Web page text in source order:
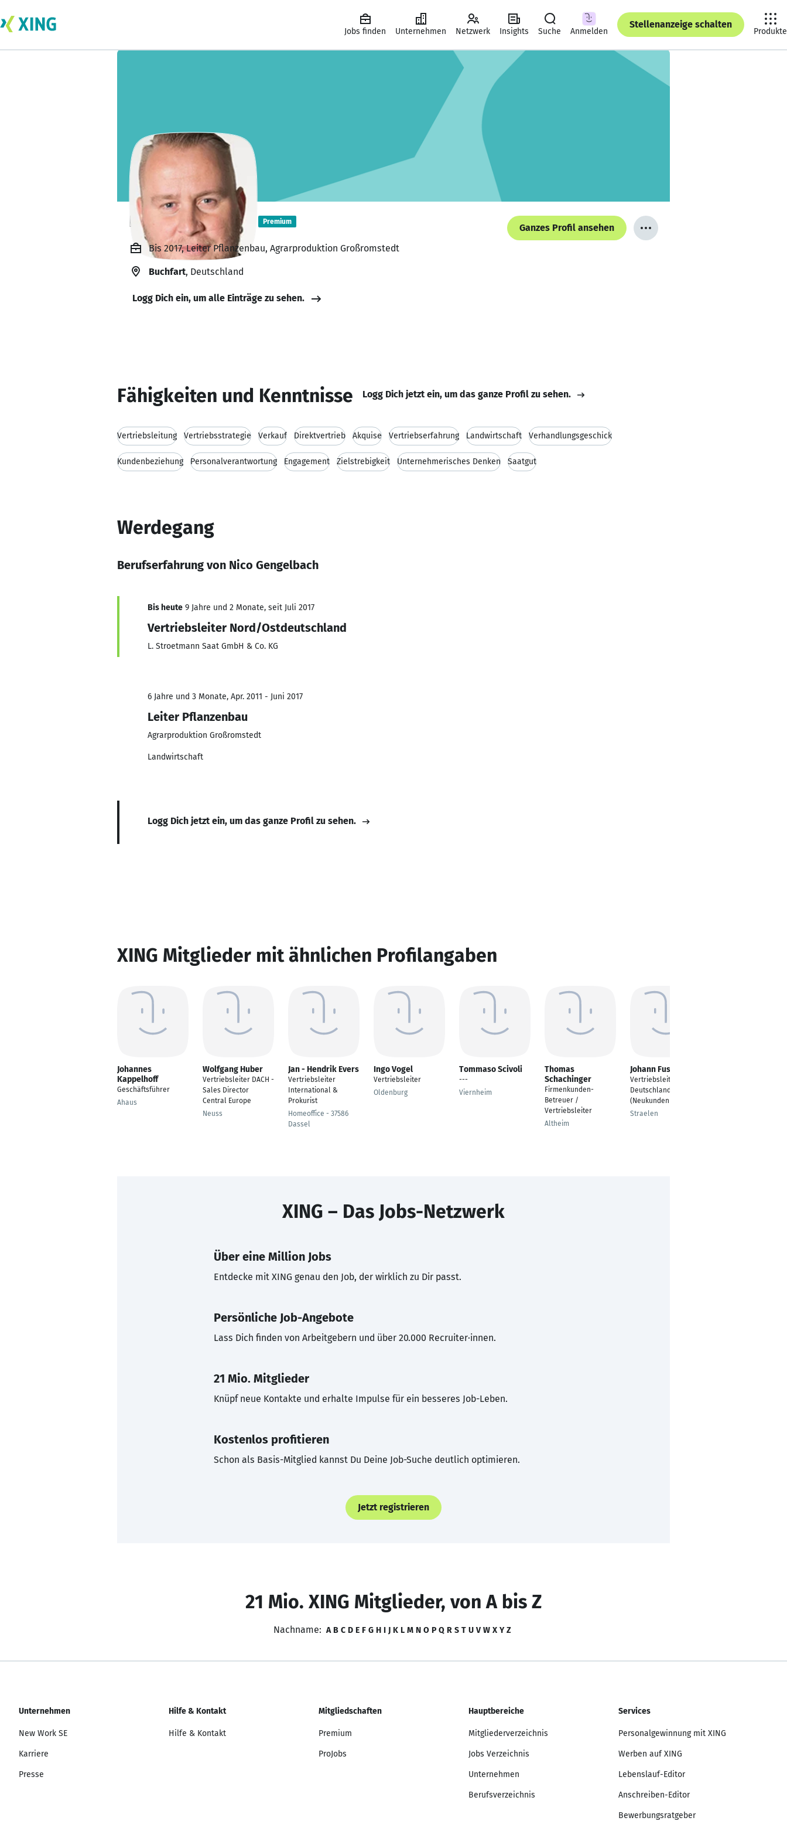
Jobs finden Unternehmen Netzwerk Insights Suche Anmelden
Stellenanzeige schalten
Produkte
Nico Gengelbach Premium
Ganzes Profil ansehen
Bis 2017, Leiter Pflanzenbau, Agrarproduktion Großromstedt
Buchfart, Deutschland
Logg Dich ein, um alle Einträge zu sehen.
Fähigkeiten und Kenntnisse Logg Dich jetzt ein, um das ganze Profil zu sehen.
Vertriebsleitung Vertriebsstrategie Verkauf Direktvertrieb Akquise Vertriebserfahrung Landwirtschaft Verhandlungsgeschick
Kundenbeziehung Personalverantwortung Engagement Zielstrebigkeit Unternehmerisches Denken Saatgut
Werdegang
Berufserfahrung von Nico Gengelbach
Bis heute 9 Jahre und 2 Monate, seit Juli 2017
Vertriebsleiter Nord/Ostdeutschland
L. Stroetmann Saat GmbH & Co. KG
6 Jahre und 3 Monate, Apr. 2011 - Juni 2017
Leiter Pflanzenbau
Agrarproduktion Großromstedt
Landwirtschaft
Logg Dich jetzt ein, um das ganze Profil zu sehen.
XING Mitglieder mit ähnlichen Profilangaben
Johannes
Kappelhoff
Geschäftsführer
Ahaus
Wolfgang Huber
Vertriebsleiter DACH -
Sales Director
Central Europe
Neuss
Jan - Hendrik Evers
Vertriebsleiter
International &
Prokurist
Homeoffice - 37586
Dassel
Ingo Vogel
Vertriebsleiter
Oldenburg
Tommaso Scivoli
---
Viernheim
Thomas
Schachinger
Firmenkunden-
Betreuer /
Vertriebsleiter
Altheim
Johann Fuss
Vertriebsleiter
Deutschland
(Neukunden Vertrieb)
Straelen
XING – Das Jobs-Netzwerk
Über eine Million Jobs
Entdecke mit XING genau den Job, der wirklich zu Dir passt.
Persönliche Job-Angebote
Lass Dich finden von Arbeitgebern und über 20.000 Recruiter·innen.
21 Mio. Mitglieder
Knüpf neue Kontakte und erhalte Impulse für ein besseres Job-Leben.
Kostenlos profitieren
Schon als Basis-Mitglied kannst Du Deine Job-Suche deutlich optimieren.
Jetzt registrieren
21 Mio. XING Mitglieder, von A bis Z
Nachname: A B C D E F G H I J K L M N O P Q R S T U V W X Y Z
Unternehmen
New Work SE
Karriere
Presse
Hilfe & Kontakt
Hilfe & Kontakt
Mitgliedschaften
Premium
ProJobs
Hauptbereiche
Mitgliederverzeichnis
Jobs Verzeichnis
Unternehmen
Berufsverzeichnis
Services
Personalgewinnung mit XING
Werben auf XING
Lebenslauf-Editor
Anschreiben-Editor
Bewerbungsratgeber